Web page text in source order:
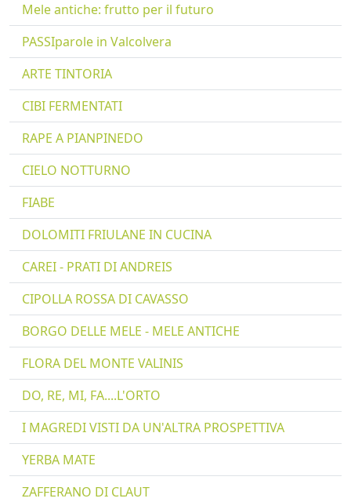
Mele antiche: frutto per il futuro
PASSIparole in Valcolvera
ARTE TINTORIA
CIBI FERMENTATI
RAPE A PIANPINEDO
CIELO NOTTURNO
FIABE
DOLOMITI FRIULANE IN CUCINA
CAREI - PRATI DI ANDREIS
CIPOLLA ROSSA DI CAVASSO
BORGO DELLE MELE - MELE ANTICHE
FLORA DEL MONTE VALINIS
DO, RE, MI, FA....L'ORTO
I MAGREDI VISTI DA UN'ALTRA PROSPETTIVA
YERBA MATE
ZAFFERANO DI CLAUT